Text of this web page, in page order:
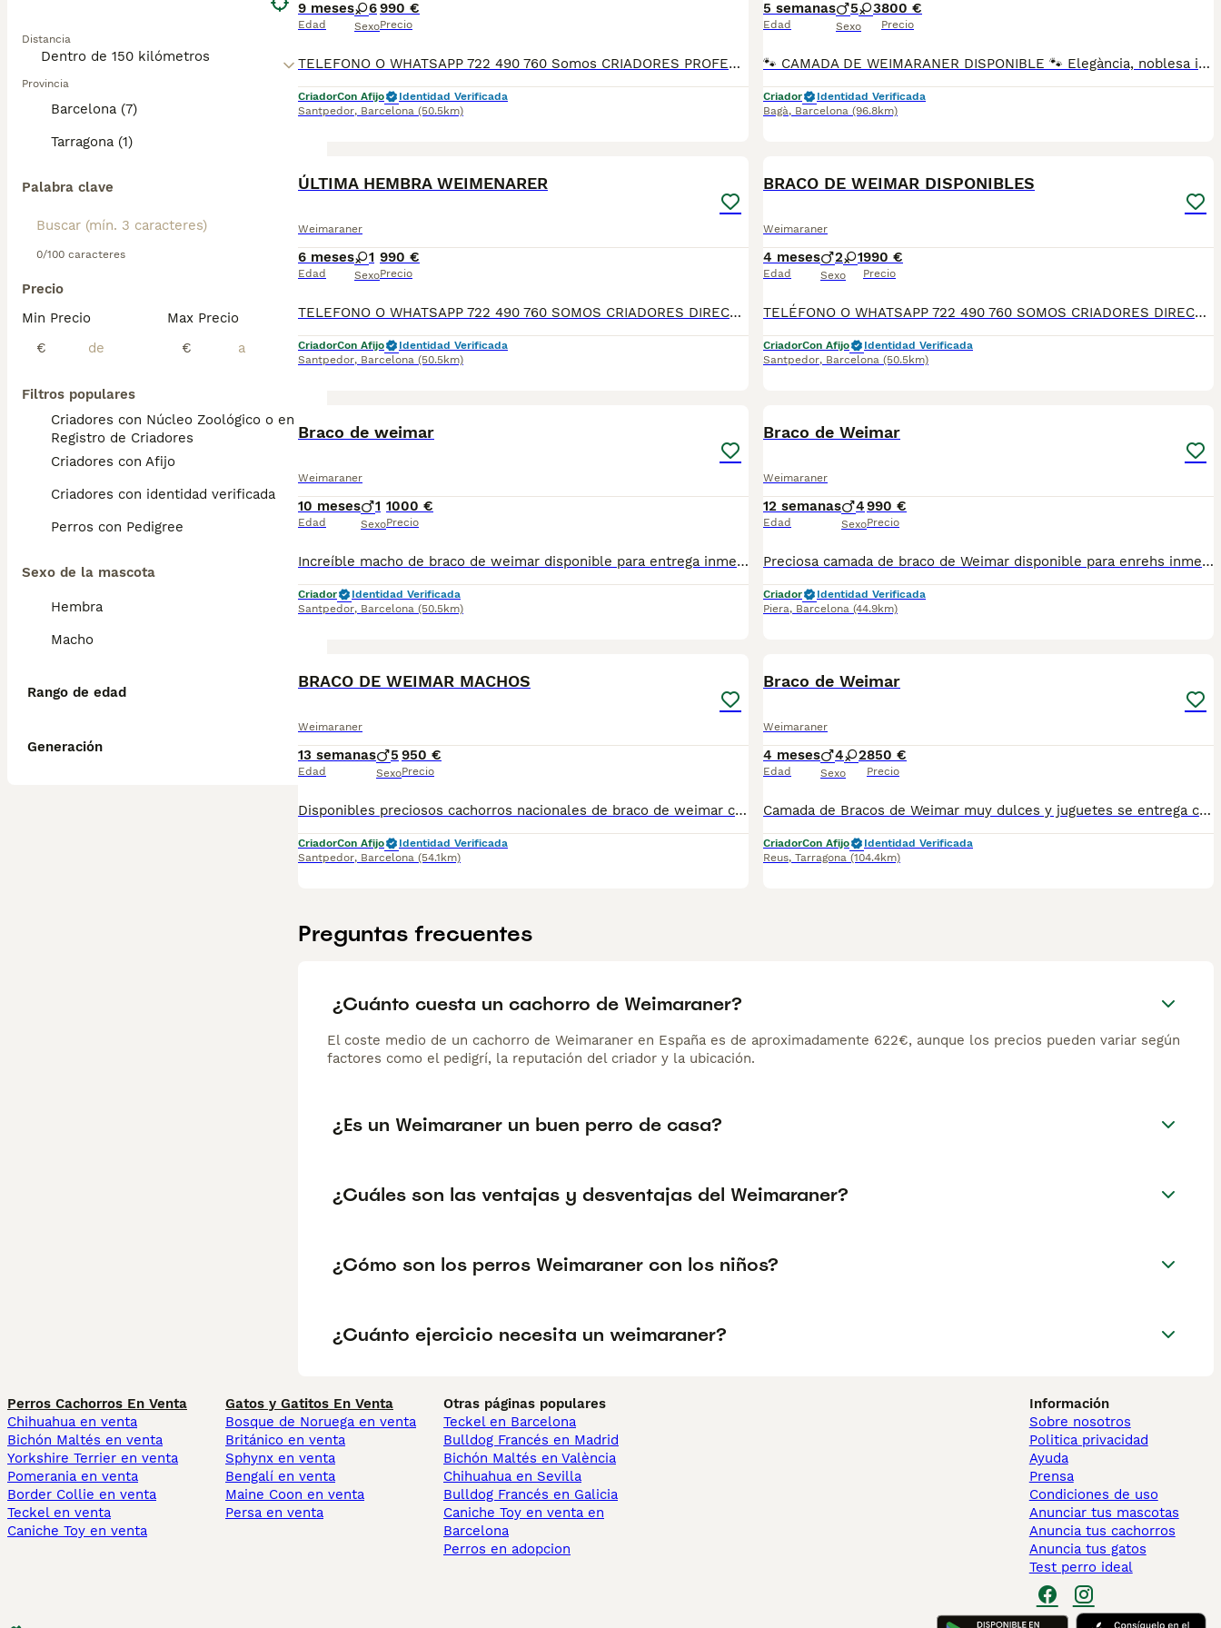
Distancia
Provincia
Barcelona (7)
Tarragona (1)
Palabra clave
0/100 caracteres
Precio
Min Precio
€
Max Precio
€
Filtros populares
Criadores con Núcleo Zoológico o en el
Registro de Criadores
Criadores con Afijo
Criadores con identidad verificada
Perros con Pedigree
Sexo de la mascota
Hembra
Macho
Rango de edad
Generación
9 meses
Edad
6
Sexo
990 €
Precio
TELEFONO O WHATSAPP 722 490 760 Somos CRIADORES PROFESIONALES, CON NÚCLEO ZOOLÓGICO PROPIO. Seleccionamos para tener los mejores ejemplares tanto a nivel morfología como a nivel de salud y comportamiento. Nuestros cachorros crecen en un ambiente familiar, con unas condiciones higiénico-sanitarias excepcionales y totalmente socializados, tanto con otros animales como con las personas, para garantizar su bienestar animal. No dudes en consultar sobre disponibilidad de entrega, reserva y sus características, Nuestros cachorros se entregan: DESPARASITADOS INTERNA Y EXTERNAMENTE CON SUS VACUNAS AL DÍA CORRESPONDIENTES POR EDAD CARTILLA DE VACUNACIÓN Y GARANTIA COMPLETA DE SALUD ( VÍRICAS, GENÉTICAS Y HEREDITARIASñ) POR ESCRITO! PARA MAS INFORMACIÓN, FOTOS/VIDEOS O CONSULTAS LLAMANOS O ESCRIBENOS POR WHATSAPP AL 722 490 760 POSIBILIDAD DE ENTREGA PERSONALIZADA A DOMICILIO EN TODO EL TERRITORIO NACIONAL.
CriadorCon Afijo
Identidad Verificada
Santpedor, Barcelona (50.5km)
5 semanas
Edad
5 3
Sexo
800 €
Precio
🐾 CAMADA DE WEIMARANER DISPONIBLE 🐾 Elegància, noblesa i un caràcter excepcional. 💙 Ja podeu reservar aquests preciosos cadells de Brac de Weimar, criats en un entorn familiar, envoltats d’afecte i socialitzats des dels primers dies de vida. ✨ S’entreguen amb: ✅ Vacunes corresponents ✅ Desparasitats ✅ Microxip ✅ Cartilla veterinària ✅ Contracte de compra amb garantia 🐶 Els pares es poden veure. 🏆 El pare disposa de pedigrí. Busquem famílies responsables que vulguin compartir la vida amb un company fidel, intel·ligent i ple d’energia. 📩 Si vols més informació, fotos o reservar el teu cadell, escriu-nos per privat. Quan els coneguis… serà impossible no enamorar-te.
Criador
Identidad Verificada
Bagà, Barcelona (96.8km)
ÚLTIMA HEMBRA WEIMENARER
Weimaraner
6 meses
Edad
1
Sexo
990 €
Precio
TELEFONO O WHATSAPP 722 490 760 SOMOS CRIADORES DIRECTOS SIN INTERMEDIARIOS! MAS DE 20 AÑOS EN EL SECTOR NOS AVALAN, VALORANDO NO SOLO LA CRIA RESPONSABLE SI NO TAMBIEN LA SELECCIÓN PARA MEJORAR LA RAZA DURANTE TODOS ESTOS AÑOS. NUESTROS CACHORROS SE ENTREGAN PREVIAMENTE REVISADOS POR UN VETERINARIO PROFESIONAL Y BAJO LOS MAS ESTRICTOS CONTROLES DE SALUD, HACEMOS HINCAPIÉ EN SU SOCIABILIZACIÓN PARA SU CORRECTO DESARROLLO NEUROLOGICO! Y OS ASESORAMOS ANTES DURANTE Y DESPUES DE LA ENTREGA PARA QUE TODO SEA LO MAS AFABLE Y FACIL POSIBLE DURANTE LA ADAPTACION! NUESTROS BEBE SE ENTREGAN A PARTIR DE LOS DOS MESES CON SUS VACUNAS AL DIA, DESPARASITADOS Y CON GARANTIAS DE SALUD, MICROCHIP Y CARTILLA DE VACUNACION! SI BUSCAS UN COMPAÑERO SANO Y EQUILIBRADO ESTE ES EL LUGAR, TE ASESORAREMOS DURANTE TODO EL PROCESO NO DUDES EN CONSULTAR POR NUESTROS PEQUES AL 722 490 760
CriadorCon Afijo
Identidad Verificada
Santpedor, Barcelona (50.5km)
BRACO DE WEIMAR DISPONIBLES
Weimaraner
4 meses
Edad
2 1
Sexo
990 €
Precio
TELÉFONO O WHATSAPP 722 490 760 SOMOS CRIADORES DIRECTOS SIN INTERMEDIARIOS! MÁS DE 20 AÑOS EN EL SECTOR NOS AVALAN, VALORANDO TANTO LA CRIA RESPONSABLE COMO TAMBIÉN LA SELECCIÓN PARA MEJORAR LA RAZA DURANTE TODOS ESTOS AÑOS. NUESTROS CACHORROS SE ENTREGAN PREVIAMENTE REVISADOS POR NUESTRO VETERINARIO PROFESIONAL Y BAJO LOS MAS ESTRICTOS CONTROLES DE SALUD, HACEMOS HINCAPIÉ EN SU SOCIABILIZACIÓN PARA SU CORRECTO DESARROLLO NEUROLOGICO! Y OS ASESORAMOS ANTES DURANTE Y DESPUES DE LA ENTREGA PARA QUE TODO SEA LO MAS AFABLE Y FACIL POSIBLE DURANTE LA ADAPTACION! NUESTROS BEBES SE ENTREGAN A PARTIR DE LOS DOS MESES CON SUS VACUNAS AL DIA, DESPARASITADOS Y CON GARANTIAS DE SALUD, MICROCHIP Y CARTILLA DE VACUNACION! SI BUSCAS UN COMPAÑERO SANO Y EQUILIBRADO ESTE ES EL LUGAR, TE ASESORAREMOS DURANTE TODO EL PROCESO NO DUDES EN CONSULTAR POR NUESTROS PEQUES AL 722 490 760
CriadorCon Afijo
Identidad Verificada
Santpedor, Barcelona (50.5km)
Braco de weimar
Weimaraner
10 meses
Edad
1
Sexo
1000 €
Precio
Increíble macho de braco de weimar disponible para entrega inmediata. Todos nuestros ejemplares son nacionales y criados en nuestro propio centro, asegurando un correcto desarrollo y un carácter juguetón y extrovertido. Se entregan con el carnet de vacunas con el plan correspondiente a su edad, desparasitado y microchip implantado. Facilitamos junto al cachorro, contrato de compra, detallando las garantías víricas de 15 días y congénitas de 1 año . Contamos con un gran equipo de profesionales en plantilla, entre los que se encuentra un veterinario y varios auxiliares, por lo que los controles sanitarios se realizan a diario. Para más información Escríbenos vía WhatsApp al 722374274
Criador
Identidad Verificada
Santpedor, Barcelona (50.5km)
Braco de Weimar
Weimaraner
12 semanas
Edad
4
Sexo
990 €
Precio
Preciosa camada de braco de Weimar disponible para enrehs inmediata Centro Canino Vallbonica es mucho más que un centro de cría , es un equipo amante de los animales y apasionados con su trabajo y muy comprometidos con el bienestar animal. Somos Criadores directos, sin intermediarios, con más de 20 años de experiencia y Apostamos por una cría responsable y una cuidada selección de nuestros progenitores. TODOS nuestros bebés nacen y se crían en nuestras instalaciones rodeados de naturaleza y cariño , asegurando así un correcto desarrollo y una magnífica socialización, consiguiendo en cada ejemplar un carácter juguetón y extrovertido algo primordial para su adaptación como un miembro más en tu familia . Se entregan con carnet de vacunas correspondiente a su edad , desparasitados y microchip implantado y activado en registro de Anicom. Facilitamos junto al cachorro contrato de compra con garantías víricas de 15 días y congénitas de 1 año . Contamos con un gran equipo de profesionales entre los que se encuentran educadores, auxiliares y Veterinarios ofreciendo los controles sanitarios necesarios así como continua vigilancia asesorándote durante todos el proceso y al llegar a casa. Hacemos envíos a toda España con empresa de transporte privado, proporcionando un viaje confortable y ofreciendo las atenciones necesarias a nuestros bebés . Nuestros precios son REALES ( incluye el IVA) y sin sorpresas finales . Si estás interesado en alguno de nuestros ejemplares solicita información sin compromiso. También atendemos vía WhatsApp ☎️722269698 - 722374274 📍Piera (Barcelona)
Criador
Identidad Verificada
Piera, Barcelona (44.9km)
BRACO DE WEIMAR MACHOS
Weimaraner
13 semanas
Edad
5
Sexo
950 €
Precio
Disponibles preciosos cachorros nacionales de braco de weimar criados en nuestras instalaciones, en un ambiente familiar y responsable. Nuestros cachorros se entregan con cartilla de primera vacunación, vacunas correspondientes a su edad, desparasitados interna y externamente, y con microchip implantado y dado de alta. Además, realizamos un contrato de garantía que incluye: • Garantía vírica de 15 días. • Garantía congénita de 1 año. Desde la fecha de entrega del cachorro. Nos comprometemos al 100% con la salud, el bienestar y el cuidado de nuestros pequeños. Disponemos de Núcleo Zoológico Para más información, imágenes o cualquier consulta sin compromiso, pueden contactar con nosotros en los teléfonos: CRISTINA 📞 722 788 399 📞 932 514 529
CriadorCon Afijo
Identidad Verificada
Santpedor, Barcelona (54.1km)
Braco de Weimar
Weimaraner
4 meses
Edad
4 2
Sexo
850 €
Precio
Camada de Bracos de Weimar muy dulces y juguetes se entrega con cartilla sanitaria vacuna chip desparasitación con contrato de garantía víricas y congenitas
CriadorCon Afijo
Identidad Verificada
Reus, Tarragona (104.4km)
Preguntas frecuentes
¿Cuánto cuesta un cachorro de Weimaraner?
El coste medio de un cachorro de Weimaraner en España es de aproximadamente 622€, aunque los precios pueden variar según
factores como el pedigrí, la reputación del criador y la ubicación.
¿Es un Weimaraner un buen perro de casa?
¿Cuáles son las ventajas y desventajas del Weimaraner?
¿Cómo son los perros Weimaraner con los niños?
¿Cuánto ejercicio necesita un weimaraner?
Perros Cachorros En Venta
Chihuahua en venta
Bichón Maltés en venta
Yorkshire Terrier en venta
Pomerania en venta
Border Collie en venta
Teckel en venta
Caniche Toy en venta
Gatos y Gatitos En Venta
Bosque de Noruega en venta
Británico en venta
Sphynx en venta
Bengalí en venta
Maine Coon en venta
Persa en venta
Otras páginas populares
Teckel en Barcelona
Bulldog Francés en Madrid
Bichón Maltés en València
Chihuahua en Sevilla
Bulldog Francés en Galicia
Caniche Toy en venta en
Barcelona
Perros en adopcion
Información
Sobre nosotros
Politica privacidad
Ayuda
Prensa
Condiciones de uso
Anunciar tus mascotas
Anuncia tus cachorros
Anuncia tus gatos
Test perro ideal